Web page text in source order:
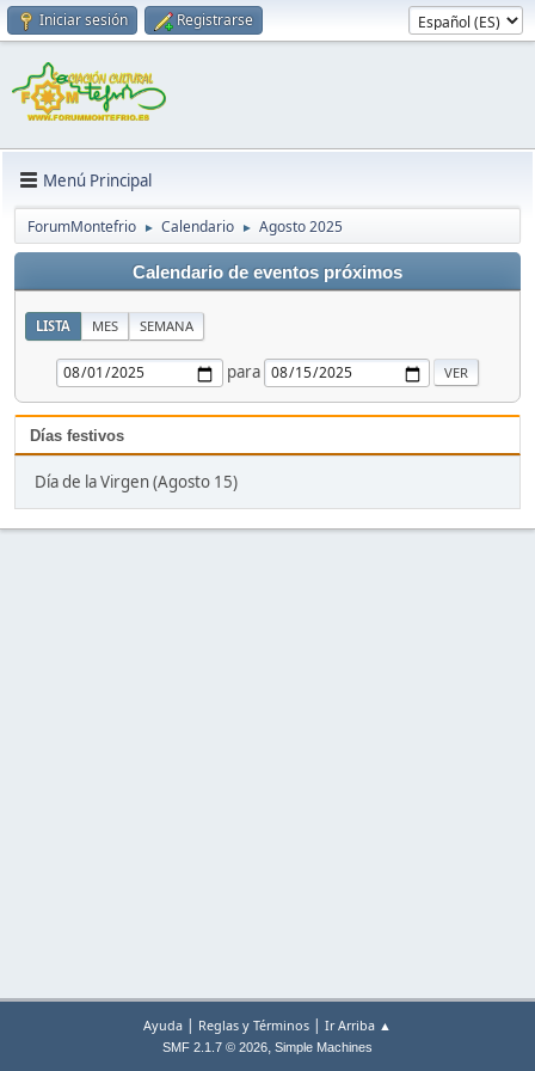
Iniciar sesión Registrarse
Menú Principal
ForumMontefrio ► Calendario ► Agosto 2025
Calendario de eventos próximos
LISTA MES SEMANA
para
Días festivos
Día de la Virgen (Agosto 15)
Ayuda | Reglas y Términos | Ir Arriba ▲
SMF 2.1.7 © 2026, Simple Machines